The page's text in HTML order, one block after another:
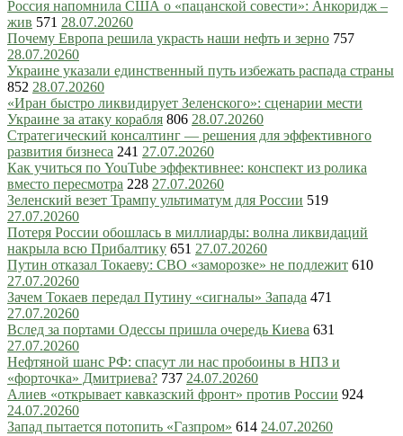
Россия напомнила США о «пацанской совести»: Анкоридж –
жив 571 28.07.20260
Почему Европа решила украсть наши нефть и зерно 757
28.07.20260
Украине указали единственный путь избежать распада страны
852 28.07.20260
«Иран быстро ликвидирует Зеленского»: сценарии мести
Украине за атаку корабля 806 28.07.20260
Стратегический консалтинг — решения для эффективного
развития бизнеса 241 27.07.20260
Как учиться по YouTube эффективнее: конспект из ролика
вместо пересмотра 228 27.07.20260
Зеленский везет Трампу ультиматум для России 519
27.07.20260
Потеря России обошлась в миллиарды: волна ликвидаций
накрыла всю Прибалтику 651 27.07.20260
Путин отказал Токаеву: СВО «заморозке» не подлежит 610
27.07.20260
Зачем Токаев передал Путину «сигналы» Запада 471
27.07.20260
Вслед за портами Одессы пришла очередь Киева 631
27.07.20260
Нефтяной шанс РФ: спасут ли нас пробоины в НПЗ и
«форточка» Дмитриева? 737 24.07.20260
Алиев «открывает кавказский фронт» против России 924
24.07.20260
Запад пытается потопить «Газпром» 614 24.07.20260